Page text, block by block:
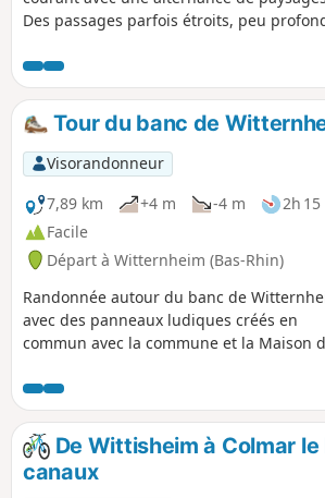
Des passages parfois étroits, peu
petit gabarit.
Tour du banc de
Visorandonneur
7,89 km
+4 m -4 m
2h 15
Facile
Départ à Witternheim (Bas-Rhin)
Randonnée autour du banc de
avec des panneaux ludiques créés en
commun avec la commune et la Maison
par le Club Vosgien avec un Anneau
De Wittisheim à Colmar le
canaux